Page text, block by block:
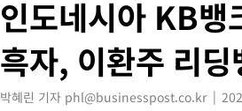
인도네시아 KB
흑자, 이환주 리
박혜린 기자 phl@businesspost.co.kr